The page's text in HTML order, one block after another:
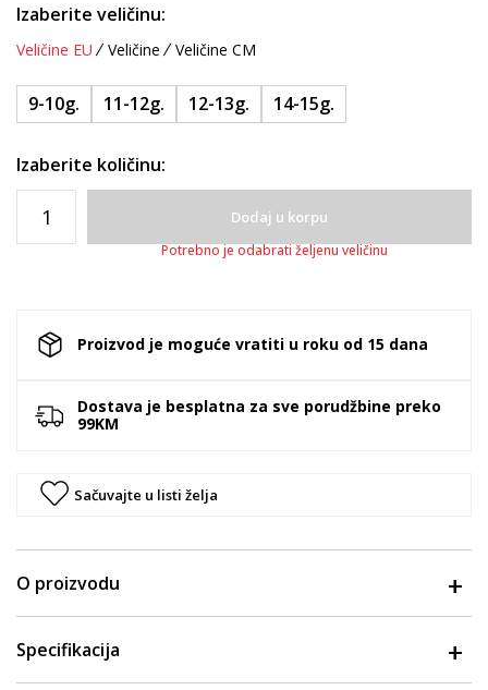
Izaberite veličinu:
Veličine EU Veličine Veličine CM
9-10g. 11-12g. 12-13g. 14-15g.
Izaberite količinu:
Dodaj u korpu
Potrebno je odabrati željenu veličinu
Proizvod je moguće vratiti u roku od 15 dana
Dostava je besplatna za sve porudžbine preko
99KM
Sačuvajte u listi želja
O proizvodu
Specifikacija